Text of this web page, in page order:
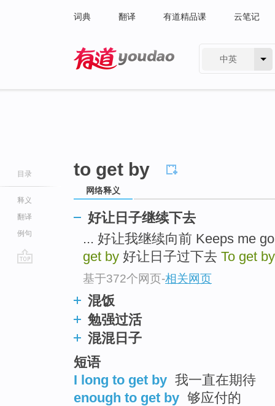
词典 翻译 有道精品课 云笔记
中英
目录
释义
翻译
例句
to get by
网络释义
好让日子继续下去
... 好让我继续向前 Keeps me
get by 好让日子过下去 To get by
基于372个网页-相关网页
混饭
勉强过活
混混日子
短语
I long to get by 我一直在期待
enough to get by 够应付的